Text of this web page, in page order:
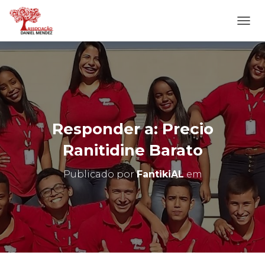
L
T
E
R
N
A
N
A
E
G
O
Responder a: Precio
Ranitidine Barato
Publicado porFantikiALem